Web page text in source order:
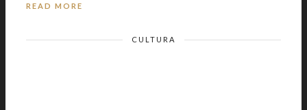
READ MORE
CULTURA